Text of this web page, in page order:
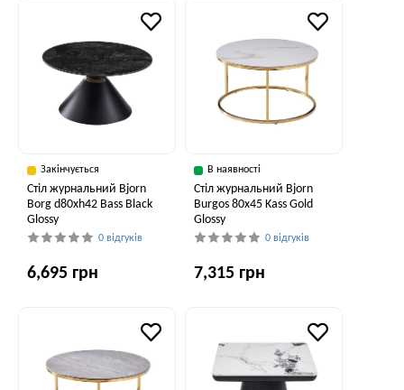
Закінчується
Стіл журнальний Bjorn
Borg d80хh42 Bass Black
Glossy
0 відгуків
6,695 грн
В наявності
Стіл журнальний Bjorn
Burgos 80х45 Kass Gold
Glossy
0 відгуків
7,315 грн